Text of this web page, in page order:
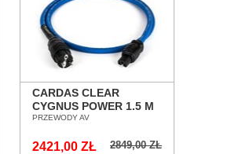
CARDAS CLEAR
CYGNUS POWER 1.5 M
PRZEWÓD ZASILAJĄCY
WROCŁAW
PRZEWODY AV
2849,00 ZŁ
2421,00 ZŁ